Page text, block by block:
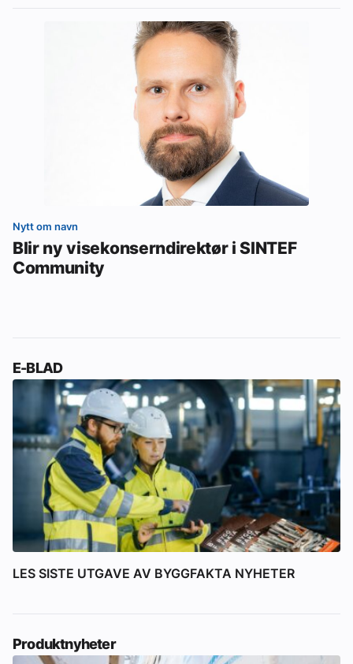
Nytt om navn
Blir ny visekonserndirektør i SINTEF
Community
E-BLAD
LES SISTE UTGAVE AV BYGGFAKTA NYHETER
Produktnyheter